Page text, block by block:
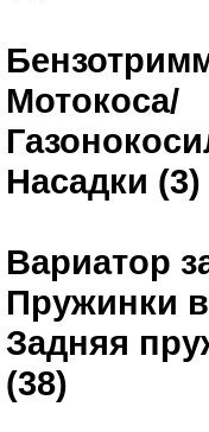
Мотокоса/
Насадки (3)
Вариатор
Пружинки
Задняя
(38)